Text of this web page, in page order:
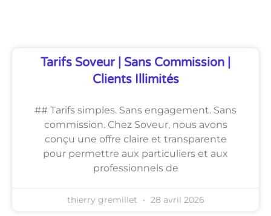
Tarifs Soveur | Sans Commission |
Clients Illimités
## Tarifs simples. Sans engagement. Sans
commission. Chez Soveur, nous avons
conçu une offre claire et transparente
pour permettre aux particuliers et aux
professionnels de
thierry gremillet 28 avril 2026